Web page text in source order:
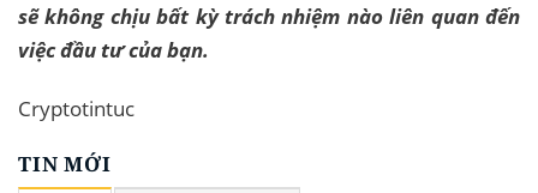
sẽ không chịu bất kỳ trách nhiệm nào liên quan đến
việc đầu tư của bạn.
Cryptotintuc
TIN MỚI